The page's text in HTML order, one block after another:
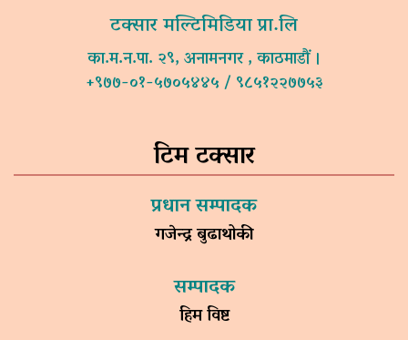
टक्सार मल्टिमिडिया प्रा.लि
का.म.न.पा. २९, अनामनगर , काठमाडौं ।
+९७७-०१-५७०५४४५ / ९८५१२२७७५३
टिम टक्सार
प्रधान सम्पादक
गजेन्द्र बुढाथोकी
सम्पादक
हिम विष्ट